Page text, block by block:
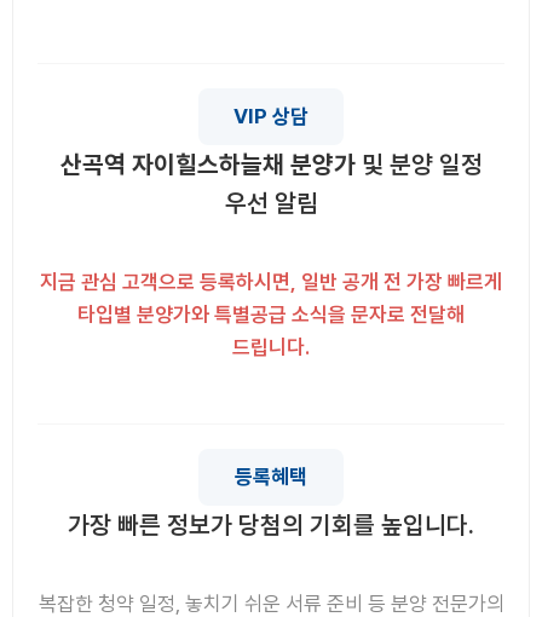
VIP 상담
산곡역 자이힐스하늘채 분양가및 분양 일정
우선 알림
지금 관심 고객으로 등록하시면, 일반 공개 전 가장 빠르게
타입별 분양가와 특별공급 소식을 문자로 전달해
드립니다.
등록혜택
가장 빠른 정보가 당첨의 기회를 높입니다.
복잡한 청약 일정, 놓치기 쉬운 서류 준비 등 분양 전문가의